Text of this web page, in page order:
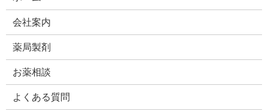
会社案内
薬局製剤
お薬相談
よくある質問